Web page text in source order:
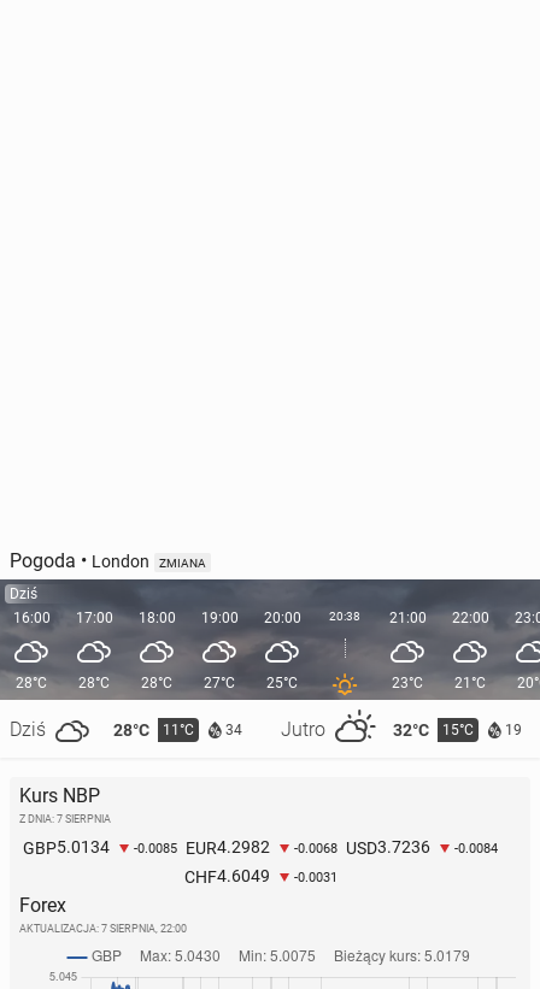
Pogoda • London ZMIANA
Dziś
16:00
28°C
Dziś 28°C 11°C 34 Jutro 32°C 15°C 19
17:00
28°C
18:00
28°C
19:00
27°C
20:00
25°C
20:38 21:00
23°C
22:00
21°C
Kurs NBP
Z DNIA: 7 SIERPNIA
GBP5.0134 -0.0085 EUR4.2982 -0.0068 USD3.7236 -0.0084
CHF4.6049 -0.0031
Forex
AKTUALIZACJA: 7 SIERPNIA, 22:00